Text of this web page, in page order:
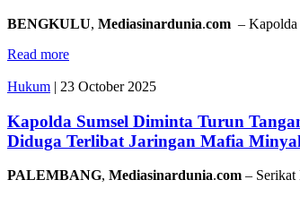
BENGKULU, Mediasinardunia.com –
Read more
Hukum | 23 October 2025
Kapolda Sumsel Diminta Turun
Diduga Terlibat Jaringan Mafia
PALEMBANG, Mediasinardunia.com – Serikat